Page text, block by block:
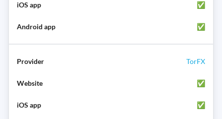
✅
✅
TorFX
✅
✅